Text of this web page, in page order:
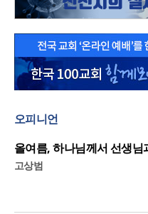
오피니언
올여름, 하나님께서 선생님
고상범